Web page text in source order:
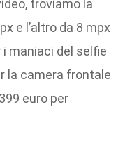
troviamo la
e l’altro da 8 mpx
maniaci del selfie
la camera frontale
euro per